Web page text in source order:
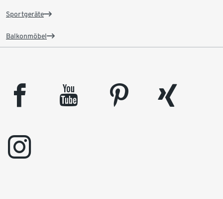
Sportgeräte
Balkonmöbel
facebook youtube pinterest
xing
instagram